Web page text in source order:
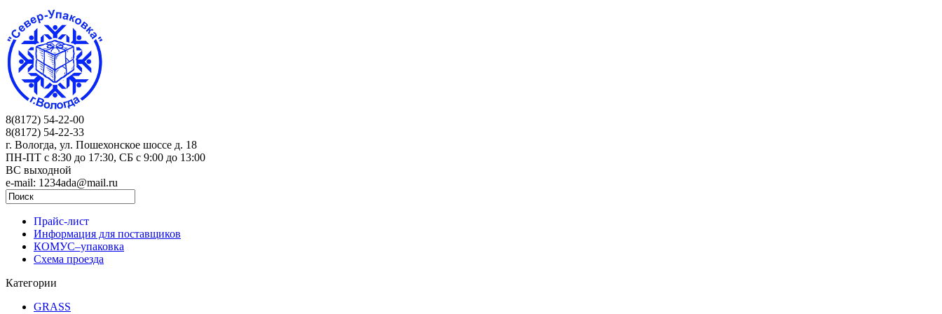
8(8172) 54-22-00
8(8172) 54-22-33
г. Вологда, ул. Пошехонское шоссе д. 18
ПН-ПТ c 8:30 до 17:30, СБ с 9:00 до 13:00
ВС выходной
e-mail: 1234ada@mail.ru
Прайс-лист
Информация для поставщиков
КОМУС–упаковка
Схема проезда
Категории
GRASS